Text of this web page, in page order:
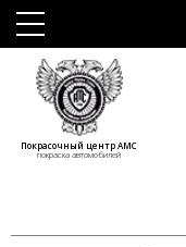
Покрасочный центр АМС
покраска автомобилей